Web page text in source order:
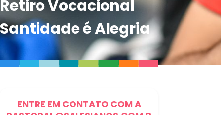
Retiro Vocacional
Santidade é Alegria
ENTRE EM CONTATO COM A